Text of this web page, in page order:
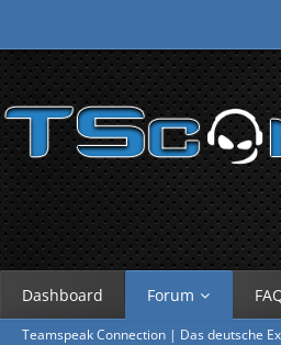
Dashboard Forum
Teamspeak Connection | Das deutsche